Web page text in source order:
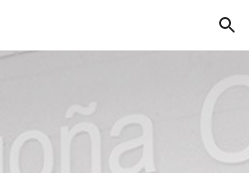
Skip to navigation